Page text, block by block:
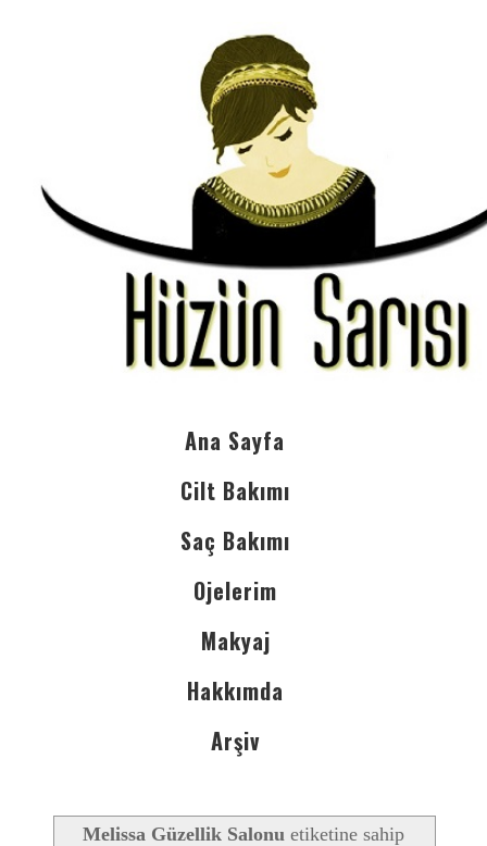
Ana Sayfa
Cilt Bakımı
Saç Bakımı
Ojelerim
Makyaj
Hakkımda
Arşiv
Melissa Güzellik Salonu etiketine sahip